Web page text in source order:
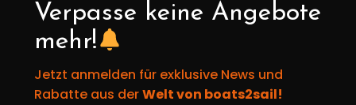
Verpasse keine Angebote
mehr!
Jetzt anmelden für exklusive News und
Rabatte aus derWelt von boats2sail!